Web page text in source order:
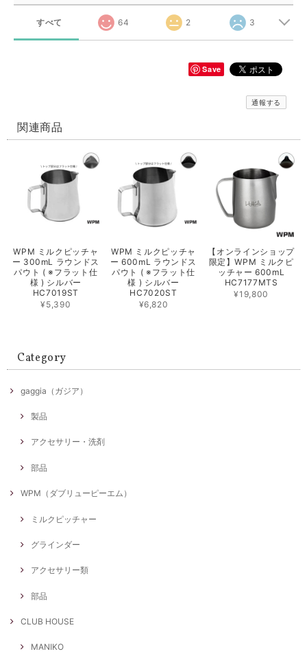
すべて 64 2 3
Save
通報する
関連商品
WPM ミルクピッチャ
ー 300mL ラウンドス
パウト ( ※フラット仕
様 ) シルバー
HC7019ST
¥5,390
WPM ミルクピッチャ
ー 600mL ラウンドス
パウト ( ※フラット仕
様 ) シルバー
HC7020ST
¥6,820
【オンラインショップ
限定】WPM ミルクピ
ッチャー 600mL
HC7177MTS
¥19,800
Category
gaggia（ガジア）
製品
アクセサリー・洗剤
部品
WPM（ダブリューピーエム）
ミルクピッチャー
グラインダー
アクセサリー類
部品
CLUB HOUSE
MANIKO